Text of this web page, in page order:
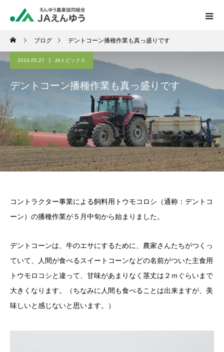
ブログ デントコーン播種作業も真っ盛りです
2014.05.27 JAトピックス
デントコーン播種作業も真っ盛りです
コントラクター事業による飼料用トウモコロシ（通称：デントコ
ーン）の播種作業が５月中旬から始まりました。
デントコーンは、牛のエサにするために、農家さんたちがつくっ
ていて、人間が食べるスイートコーンなどの名前がついた主食用
トウモロコシと違って、甘味があまりなく茎丈は２ｍぐらいまで
大きくなります。（ちなみに人間も食べることは出来ますが、美
味しいと感じないと思います。）